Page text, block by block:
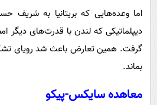
اما وعده‌هایی که بریتانیا به شریف
دیپلماتیکی که لندن با قدرت‌های دیگر
گرفت. همین تعارض باعث شد رویای
بماند.
معاهده سایکس-پیکو